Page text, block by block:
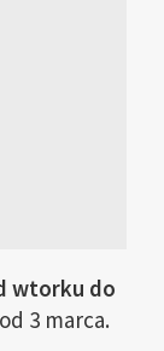
wtorku do
3 marca.